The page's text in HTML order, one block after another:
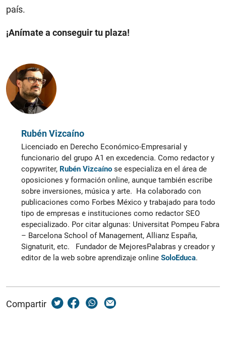
país.
¡Anímate a conseguir tu plaza!
Rubén Vizcaíno
Licenciado en Derecho Económico-Empresarial y
funcionario del grupo A1 en excedencia. Como redactor y
copywriter, Rubén Vizcaíno se especializa en el área de
oposiciones y formación online, aunque también escribe
sobre inversiones, música y arte. Ha colaborado con
publicaciones como Forbes México y trabajado para todo
tipo de empresas e instituciones como redactor SEO
especializado. Por citar algunas: Universitat Pompeu Fabra
– Barcelona School of Management, Allianz España,
Signaturit, etc. Fundador de MejoresPalabras y creador y
editor de la web sobre aprendizaje online SoloEduca.
Compartir